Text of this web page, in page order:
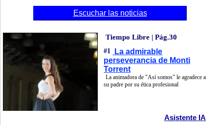
Escuchar las noticias
Tiempo Libre | Pág.30
#1
La admirable
perseverancia de Monti
Torrent
La animadora de "Así somos" le agradece a
su padre por su ética profesional
Asistente IA